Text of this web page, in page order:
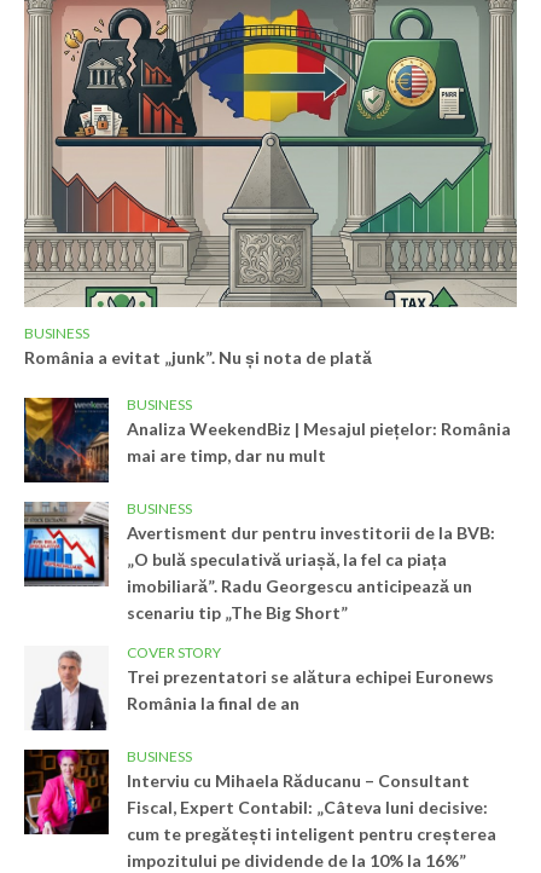
BUSINESS
România a evitat „junk”. Nu și nota de plată
BUSINESS
Analiza WeekendBiz | Mesajul piețelor: România
mai are timp, dar nu mult
BUSINESS
Avertisment dur pentru investitorii de la BVB:
„O bulă speculativă uriașă, la fel ca piața
imobiliară”. Radu Georgescu anticipează un
scenariu tip „The Big Short”
COVER STORY
Trei prezentatori se alătura echipei Euronews
România la final de an
BUSINESS
Interviu cu Mihaela Răducanu – Consultant
Fiscal, Expert Contabil: „Câteva luni decisive:
cum te pregătești inteligent pentru creșterea
impozitului pe dividende de la 10% la 16%”